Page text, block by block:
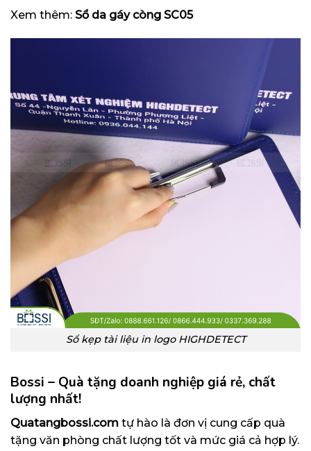
Xem thêm: Sổ da gáy còng SC05
Sổ kẹp tài liệu in logo HIGHDETECT
Bossi – Quà tặng doanh nghiệp giá rẻ, chất
lượng nhất!
Quatangbossi.com tự hào là đơn vị cung cấp quà
tặng văn phòng chất lượng tốt và mức giá cả hợp lý.